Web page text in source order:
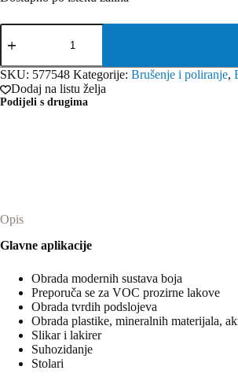
Festool
Brusni
Granat
Delta
P180
GR/100
SKU: 577548 Kategorije: Brušenje i poliranje,
Dodaj na listu želja
Podijeli s drugima
Opis
Glavne aplikacije
Obrada modernih sustava boja
Preporuča se za VOC prozirne lakove
Obrada tvrdih podslojeva
Obrada plastike, mineralnih materijala,
Slikar i lakirer
Suhozidanje
Stolari